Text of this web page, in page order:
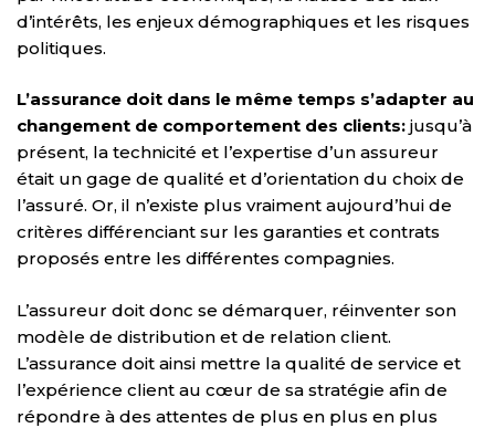
d’intérêts, les enjeux démographiques et les risques
politiques.
L’assurance doit dans le même temps s’adapter au
changement de comportement des clients: jusqu’à
présent, la technicité et l’expertise d’un assureur
était un gage de qualité et d’orientation du choix de
l’assuré. Or, il n’existe plus vraiment aujourd’hui de
critères différenciant sur les garanties et contrats
proposés entre les différentes compagnies.
L’assureur doit donc se démarquer, réinventer son
modèle de distribution et de relation client.
L’assurance doit ainsi mettre la qualité de service et
l’expérience client au cœur de sa stratégie afin de
répondre à des attentes de plus en plus en plus